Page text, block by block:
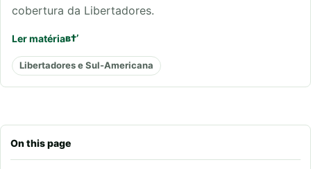
On this page
cobertura da Libertadores.
Ler matéria
Libertadores e Sul-Americana